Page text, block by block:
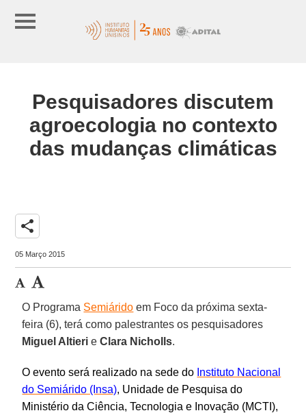
Pesquisadores discutem
agroecologia no contexto
das mudanças climáticas
share
05 Março 2015
O Programa Semiárido em Foco da próxima sexta-
feira (6), terá como palestrantes os pesquisadores
Miguel Altieri eClara Nicholls.
O evento será realizado na sede do Instituto Nacional
do Semiárido (Insa), Unidade de Pesquisa do
Ministério da Ciência, Tecnologia e Inovação (MCTI),